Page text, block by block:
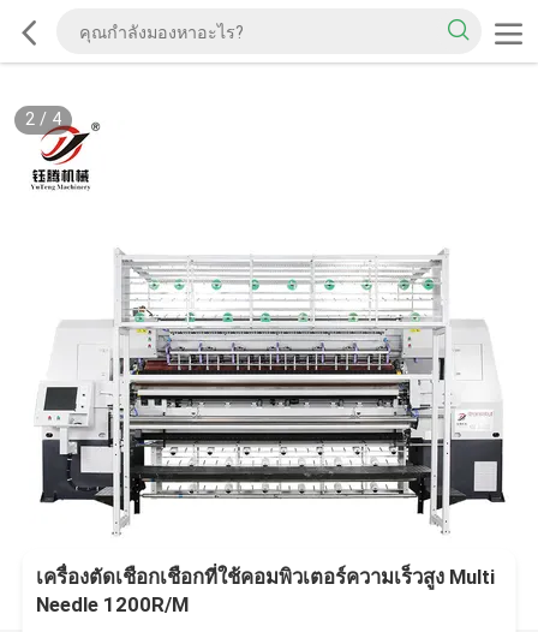
2/ 4
เครื่องตัดเชือกเชือกที่ใช้คอมพิวเตอร์ความเร็วสูง Multi
Needle 1200R/M